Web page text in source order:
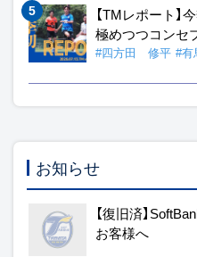
【TMレポート】
極めつつコンセ
#四方田 修平 #
お知らせ
【復旧済】
お客様へ